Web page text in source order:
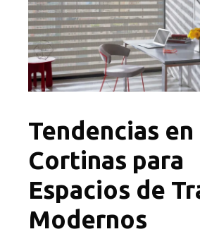
Tendencias en
Cortinas para
Espacios de
Modernos